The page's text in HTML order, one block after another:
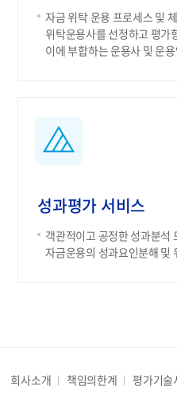
자금 위탁 운용 프로세스 및
위탁운용사를 선정하고 평가
이에 부합하는 운용사 및 운
성과평가 서비스
객관적이고 공정한 성과분석
자금운용의 성과요인분해 및
회사소개 책임의한계 평가기술